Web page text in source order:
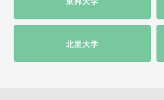
北里大学